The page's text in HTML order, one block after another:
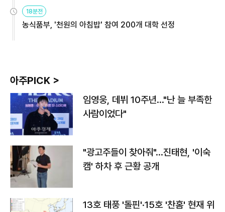
18분전
농식품부, '천원의 아침밥' 참여 200개 대학 선정
아주PICK >
임영웅, 데뷔 10주년…"난 늘 부족한
사람이었다"
"광고주들이 찾아줘"…진태현, '이숙
캠' 하차 후 근황 공개
13호 태풍 '돌핀'·15호 '찬홈' 현재 위